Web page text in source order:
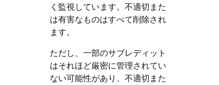
く監視しています。不適切また
は有害なものはすべて削除され
ます。
ただし、一部のサブレディット
はそれほど厳密に管理されてい
ない可能性があり、不適切また